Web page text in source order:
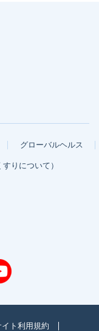
グローバルヘルス
りについて）
ト利用規約